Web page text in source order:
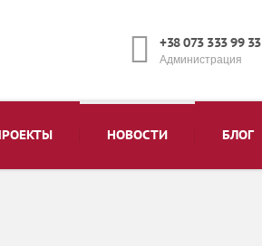
+38 073 333 99 33
Администрация
НОВОСТИ БЛОГ